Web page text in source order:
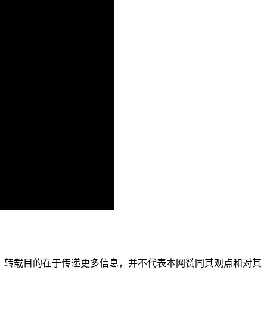
载目的在于传递更多信息，并不代表本网赞同其观点和对其